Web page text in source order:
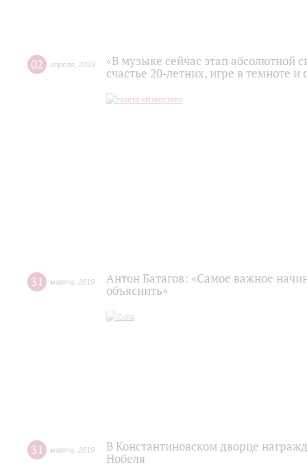
02 апреля 2019
«В музыке сейчас этап абсолютной
счастье 20-летних, игре в темноте
31 марта 2019
Антон Батагов: «Самое важное
объяснить»
31 марта 2019
В Константиновском дворце
Нобеля